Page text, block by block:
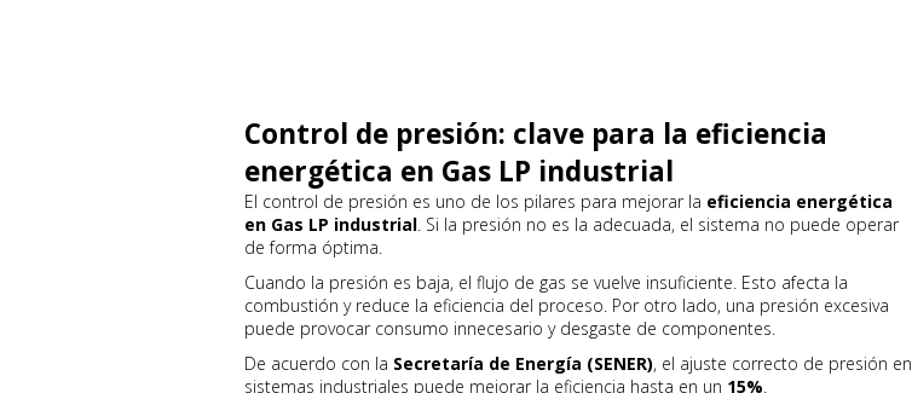
Control de presión: clave para la eficiencia
energética en Gas LP industrial
El control de presión es uno de los pilares para mejorar la eficiencia energética
en Gas LP industrial. Si la presión no es la adecuada, el sistema no puede operar
de forma óptima.
Cuando la presión es baja, el flujo de gas se vuelve insuficiente. Esto afecta la
combustión y reduce la eficiencia del proceso. Por otro lado, una presión excesiva
puede provocar consumo innecesario y desgaste de componentes.
De acuerdo con la Secretaría de Energía (SENER), el ajuste correcto de presión en
sistemas industriales puede mejorar la eficiencia hasta en un 15%.